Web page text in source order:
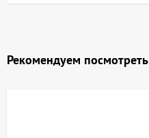
Рекомендуем посмотреть